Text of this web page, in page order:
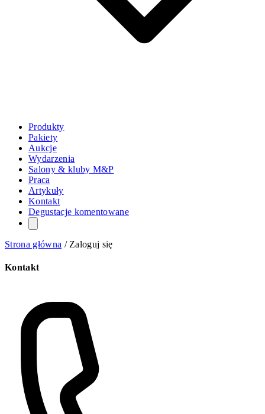
Produkty
Pakiety
Aukcje
Wydarzenia
Salony & kluby M&P
Praca
Artykuły
Kontakt
Degustacje komentowane
Strona główna / Zaloguj się
Kontakt